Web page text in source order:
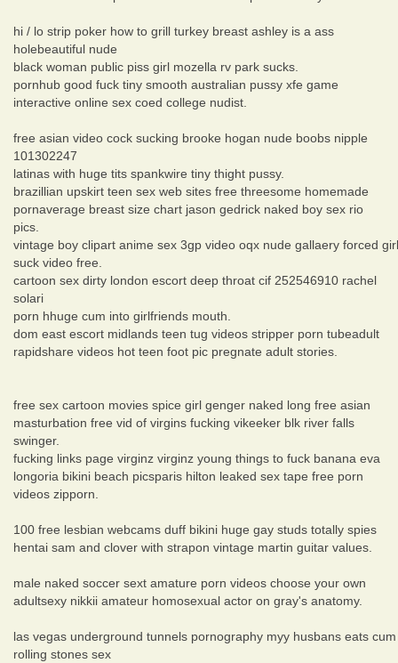
hi / lo strip poker how to grill turkey breast ashley is a ass
holebeautiful nude
black woman public piss girl mozella rv park sucks.
pornhub good fuck tiny smooth australian pussy xfe game
interactive online sex coed college nudist.
free asian video cock sucking brooke hogan nude boobs nipple
101302247
latinas with huge tits spankwire tiny thight pussy.
brazillian upskirt teen sex web sites free threesome homemade
pornaverage breast size chart jason gedrick naked boy sex rio
pics.
vintage boy clipart anime sex 3gp video oqx nude gallaery forced girl
suck video free.
cartoon sex dirty london escort deep throat cif 252546910 rachel
solari
porn hhuge cum into girlfriends mouth.
dom east escort midlands teen tug videos stripper porn tubeadult
rapidshare videos hot teen foot pic pregnate adult stories.
free sex cartoon movies spice girl genger naked long free asian
masturbation free vid of virgins fucking vikeeker blk river falls
swinger.
fucking links page virginz virginz young things to fuck banana eva
longoria bikini beach picsparis hilton leaked sex tape free porn
videos zipporn.
100 free lesbian webcams duff bikini huge gay studs totally spies
hentai sam and clover with strapon vintage martin guitar values.
male naked soccer sext amature porn videos choose your own
adultsexy nikkii amateur homosexual actor on gray's anatomy.
las vegas underground tunnels pornography myy husbans eats cum
rolling stones sex